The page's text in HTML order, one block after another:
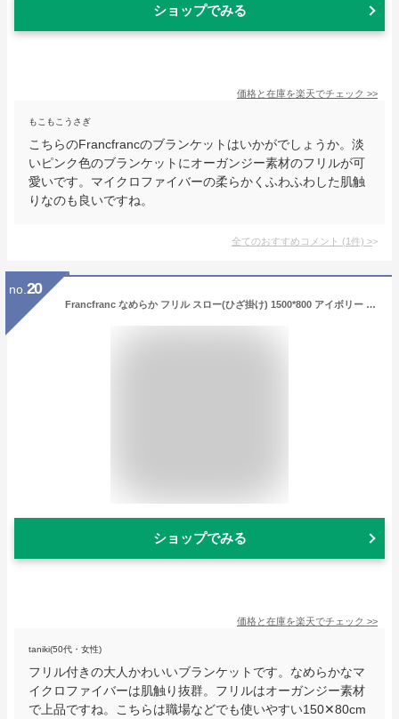
ショップでみる
価格と在庫を楽天でチェック >>
もこもこうさぎ
こちらのFrancfrancのブランケットはいかがでしょうか。淡
いピンク色のブランケットにオーガンジー素材のフリルが可
愛いです。マイクロファイバーの柔らかくふわふわした肌触
りなのも良いですね。
全てのおすすめコメント (1件) >
no. 20
Francfranc なめらか フリル スロー(ひざ掛け) 1500*800 アイボリー フランフラン インテリア・生活雑貨 ブランケット・ひざ掛け ホワイト
ショップでみる
価格と在庫を楽天でチェック >>
taniki(50代・女性)
フリル付きの大人かわいいブランケットです。なめらかなマ
イクロファイバーは肌触り抜群。フリルはオーガンジー素材
で上品ですね。こちらは職場などでも使いやすい150✕80cm